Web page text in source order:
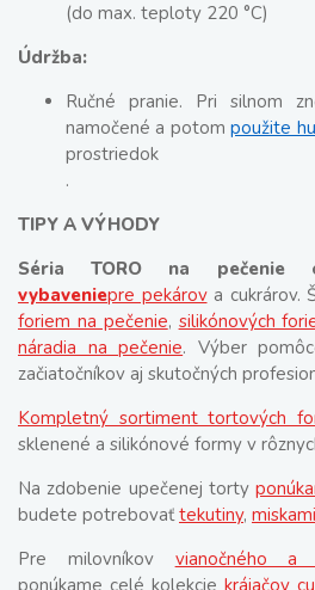
(do max. teploty 220 °C)
Údržba:
Ručné pranie. Pri silnom
namočené a potompoužite
prostriedok
.
TIPY A VÝHODY
Séria TORO na pečenie
vybaveniepre pekárova cukrárov.
foriem na pečenie, silikónových
náradia na pečenie. Výber
začiatočníkov aj skutočných
Kompletný sortiment tortových
sklenené a silikónové formy v
Na zdobenie upečenej torty
budete potrebovaťtekutiny, miskami
Pre milovníkov vianočného a
ponúkame celé kolekcie krájačov